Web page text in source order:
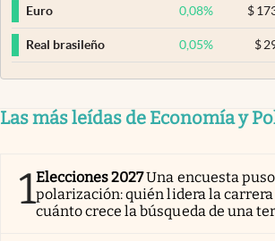
Euro 0,08% $
Real brasileño 0,05% $
Las más leídas de Economía y
1Elecciones 2027Una encuesta
polarización: quién lidera la
cuánto crece la búsqueda de una